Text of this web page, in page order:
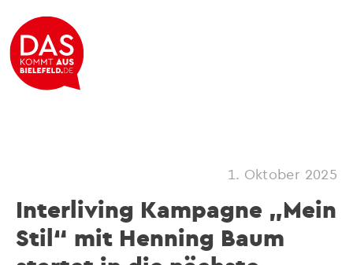
1. Oktober 2025
Interliving Kampagne „Mein
Stil“ mit Henning Baum